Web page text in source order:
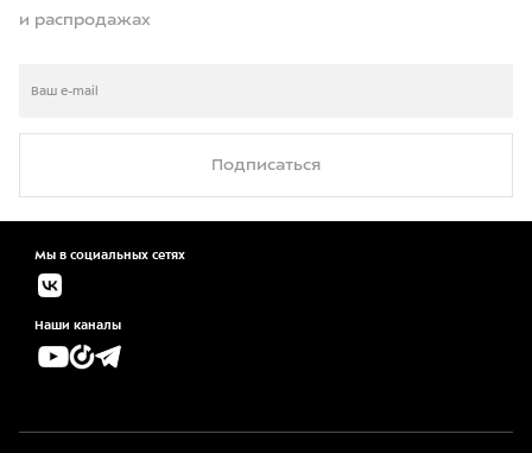
и распродажах
Подписаться
Мы в социальных сетях
Наши каналы